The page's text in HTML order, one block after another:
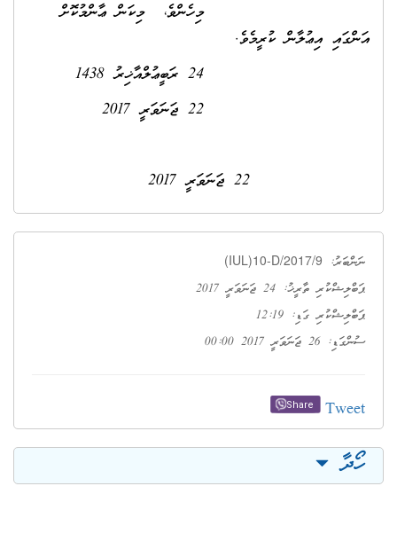
މިހެންވެ، މިކަން ޢާންމުކޮށް
އަންގައި އިޢުލާން ކުރީމެވެ.
22 ޖަނަވަރީ 2017
ނަންބަރު: (IUL)10-D/2017/9
ޕަބްލިޝްކުރި ތާރީޚު: 24 ޖަނަވަރީ 2017
ޕަބްލިޝްކުރި ގަޑި: 12:19
ސުންގަޑި: 26 ޖަނަވަރީ 2017 00:00
Tweet
Share
ހޯދާ